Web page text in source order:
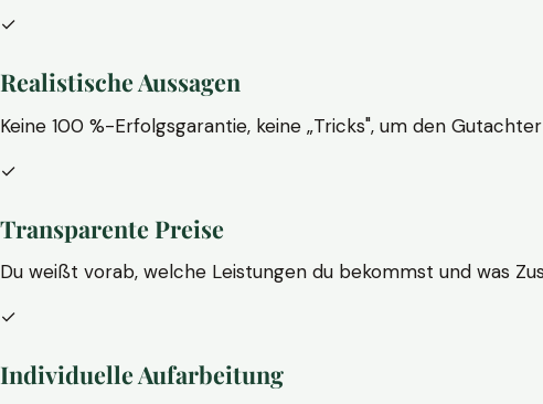
✓
Realistische Aussagen
Keine 100 %-Erfolgsgarantie, keine „Tricks", um den
✓
Transparente Preise
Du weißt vorab, welche Leistungen du bekommst und was
✓
Individuelle Aufarbeitung